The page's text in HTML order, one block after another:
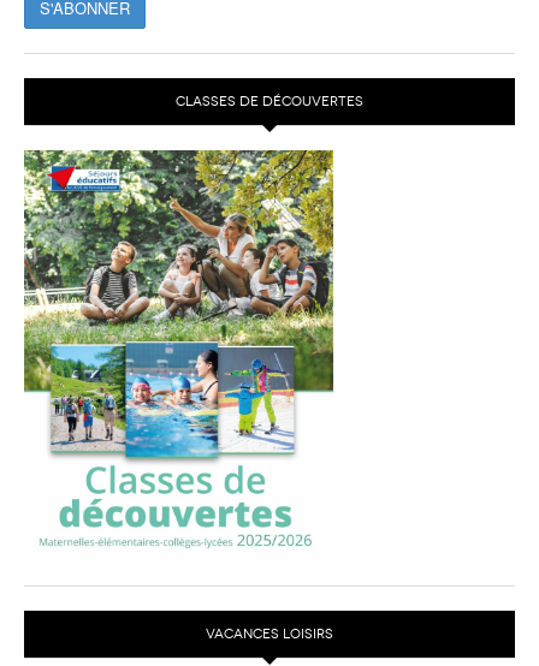
CLASSES DE DÉCOUVERTES
VACANCES LOISIRS